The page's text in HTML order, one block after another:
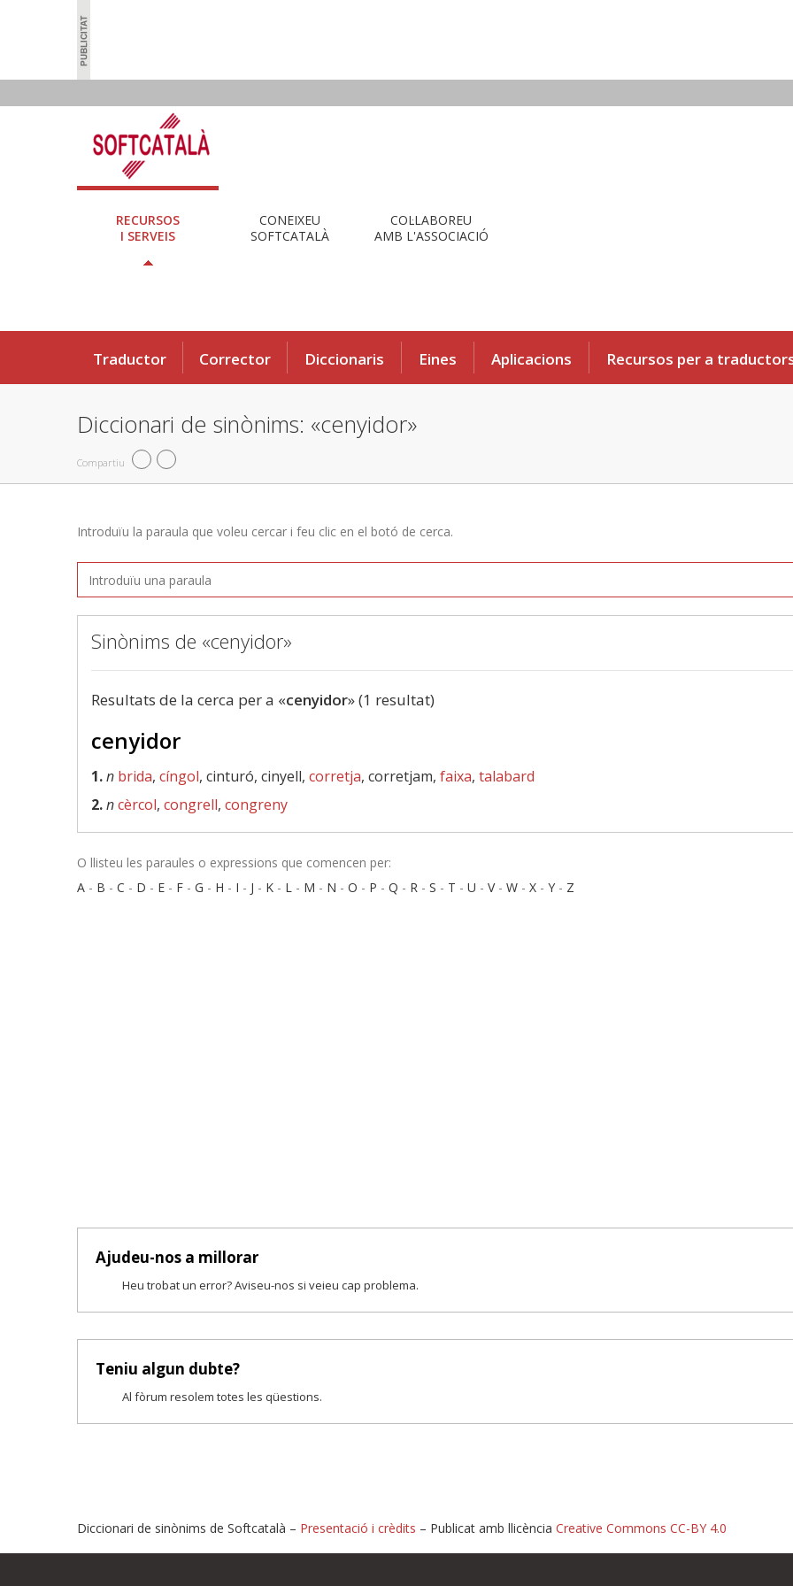
RECURSOS
I SERVEIS
CONEIXEU
SOFTCATALÀ
COL·LABOREU
AMB L'ASSOCIACIÓ
Traductor Corrector Diccionaris Eines Aplicacions Recursos per a
Diccionari de sinònims: «cenyidor»
Compartiu
Introduïu la paraula que voleu cercar i feu clic en el botó de cerca.
Sinònims de «cenyidor»
Resultats de la cerca per a «cenyidor» (1 resultat)
cenyidor
1.n brida, cíngol, cinturó, cinyell, corretja, corretjam, faixa, talabard
2.ncèrcol, congrell, congreny
O llisteu les paraules o expressions que comencen per:
A - B - C - D - E - F - G - H - I - J - K - L - M - N - O - P - Q - R - S - T - U - V- W - X - Y - Z
Ajudeu-nos a millorar
Heu trobat un error? Aviseu-nos si veieu cap problema.
Teniu algun dubte?
Al fòrum resolem totes les qüestions.
Diccionari de sinònims de Softcatalà – Presentació i crèdits – Publicat amb llicència Creative Commons CC-BY 4.0